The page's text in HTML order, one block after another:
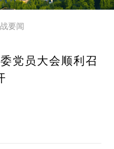
要闻
党员大会顺利召